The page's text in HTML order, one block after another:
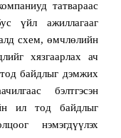
татвараас
үйл ажиллагааг
схем, өмчлөлийн
хязгаарлах ач
байдлыг дэмжих
бэлтгэсэн
ил тод байдлыг
нэмэгдүүлэх